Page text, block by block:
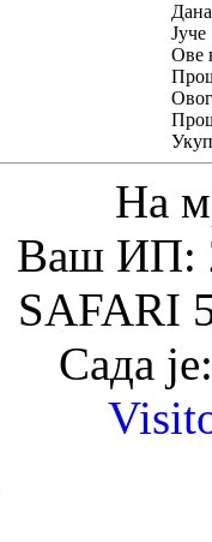
Јуче
Ове
На
Ваш ИП:
SAFARI
Сада